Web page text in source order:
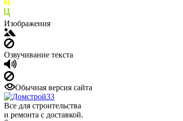
Изображения
Озвучивание текста
Обычная версия сайта
Все для строительства
и ремонта с доставкой.